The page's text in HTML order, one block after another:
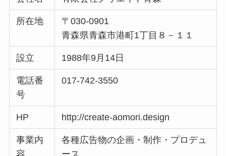
所在地
〒030-0901
青森県青森市港町1丁目８－１１
設立 1988年9月14日
電話番
号
017-742-3550
HP http://create-aomori.design
事業内
各種広告物の企画・制作・プロデュ